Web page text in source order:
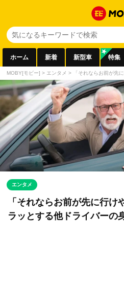
ホーム 新着 新型車 特集
MOBY[モビー] > エンタメ > 「それならお前が先
エンタメ
「それならお前が先に行け
ラッとする他ドライバーの